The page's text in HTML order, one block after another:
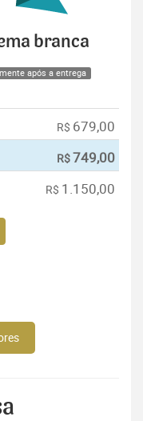
branca
após a entrega
R$ 679,00
R$749,00
R$ 1.150,00